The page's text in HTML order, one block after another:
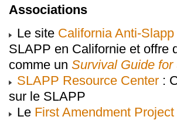
Associations
Le site California Anti-
SLAPP en Californie et offre
comme un Survival Guide
SLAPP Resource Center :
sur le SLAPP
Le First Amendment Project